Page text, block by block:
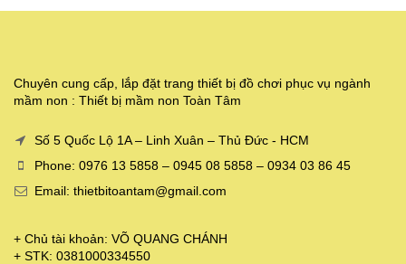
Chuyên cung cấp, lắp đặt trang thiết bị đồ chơi phục vụ ngành
mầm non : Thiết bị mầm non Toàn Tâm
Số 5 Quốc Lộ 1A – Linh Xuân – Thủ Đức - HCM
Phone: 0976 13 5858 – 0945 08 5858 – 0934 03 86 45
Email: thietbitoantam@gmail.com
+ Chủ tài khoản: VÕ QUANG CHÁNH
+ STK: 0381000334550